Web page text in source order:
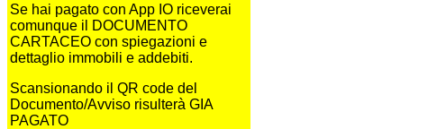
Se hai pagato con App IO riceverai
comunque il DOCUMENTO
CARTACEO con spiegazioni e
dettaglio immobili e addebiti.
Scansionando il QR code del
Documento/Avviso risulterà GIA
PAGATO